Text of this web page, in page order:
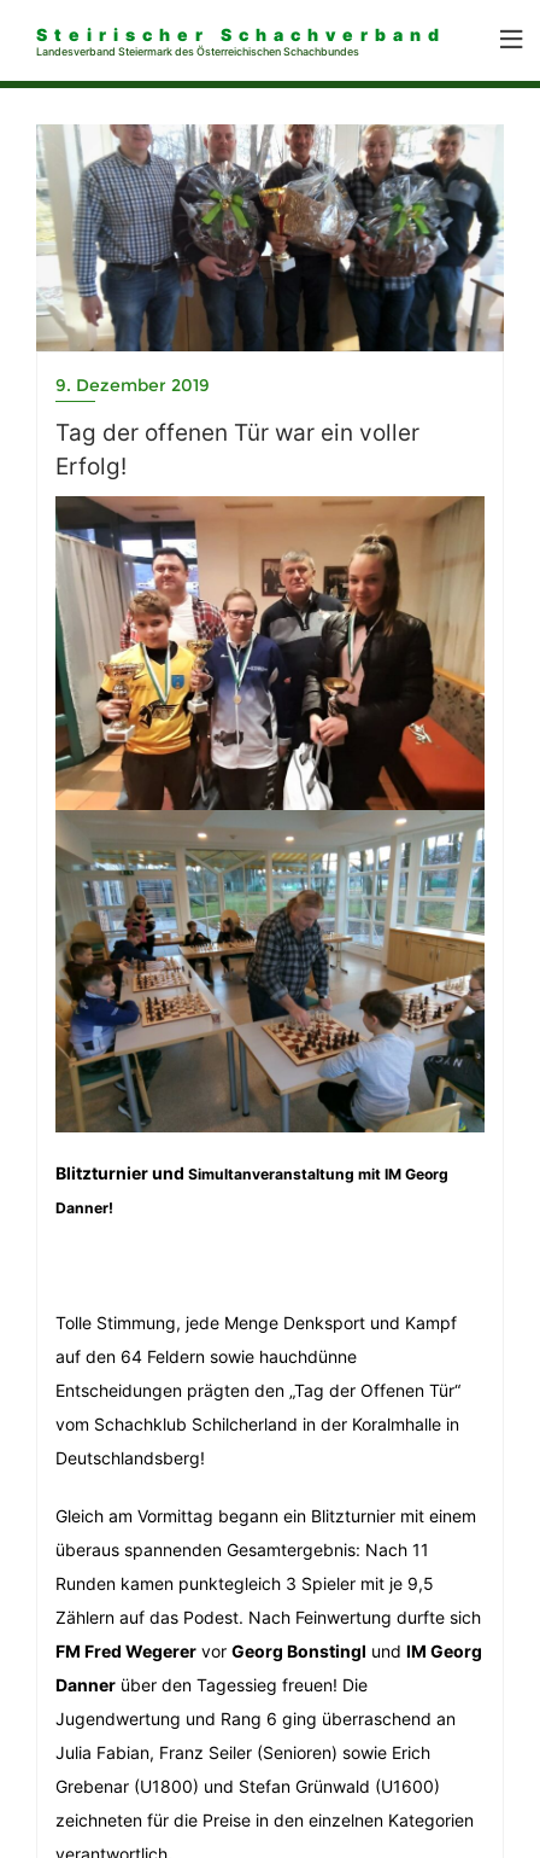
Steirischer Schachverband
Landesverband Steiermark des Österreichischen Schachbundes
9. Dezember 2019
Tag der offenen Tür war ein voller
Erfolg!
Blitzturnier und Simultanveranstaltung mit IM Georg
Danner!
Tolle Stimmung, jede Menge Denksport und Kampf
auf den 64 Feldern sowie hauchdünne
Entscheidungen prägten den „Tag der Offenen Tür“
vom Schachklub Schilcherland in der Koralmhalle in
Deutschlandsberg!
Gleich am Vormittag begann ein Blitzturnier mit einem
überaus spannenden Gesamtergebnis: Nach 11
Runden kamen punktegleich 3 Spieler mit je 9,5
Zählern auf das Podest. Nach Feinwertung durfte sich
FM Fred Wegerer vor Georg Bonstingl und IM Georg
Danner über den Tagessieg freuen! Die
Jugendwertung und Rang 6 ging überraschend an
Julia Fabian, Franz Seiler (Senioren) sowie Erich
Grebenar (U1800) und Stefan Grünwald (U1600)
zeichneten für die Preise in den einzelnen Kategorien